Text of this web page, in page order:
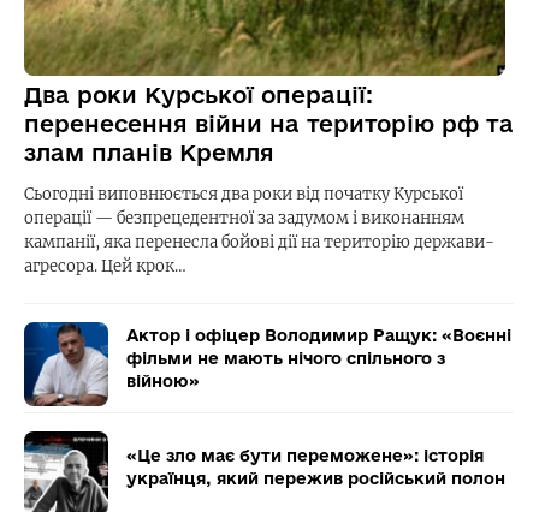
Два роки Курської операції:
перенесення війни на територію рф та
злам планів Кремля
Сьогодні виповнюється два роки від початку Курської
операції — безпрецедентної за задумом і виконанням
кампанії, яка перенесла бойові дії на територію держави-
агресора. Цей крок…
Актор і офіцер Володимир Ращук: «Воєнні
фільми не мають нічого спільного з
війною»
«Це зло має бути переможене»: історія
українця, який пережив російський полон